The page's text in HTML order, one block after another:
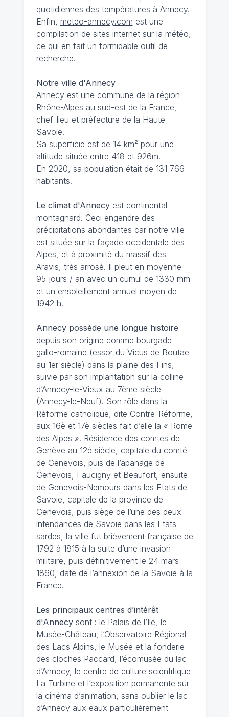
quotidiennes des températures à Annecy.
Enfin, meteo-annecy.com est une
compilation de sites internet sur la météo,
ce qui en fait un formidable outil de
recherche.
Notre ville d'Annecy
Annecy est une commune de la région
Rhône-Alpes au sud-est de la France,
chef-lieu et préfecture de la Haute-
Savoie.
Sa superficie est de 14 km² pour une
altitude située entre 418 et 926m.
En 2020, sa population était de 131 766
habitants.
Le climat d'Annecyest continental
montagnard. Ceci engendre des
précipitations abondantes car notre ville
est située sur la façade occidentale des
Alpes, et à proximité du massif des
Aravis, très arrosé. Il pleut en moyenne
95 jours / an avec un cumul de 1330 mm
et un ensoleillement annuel moyen de
1942 h.
Annecy possède une longue histoire
depuis son origine comme bourgade
gallo-romaine (essor du Vicus de Boutae
au 1er siècle) dans la plaine des Fins,
suivie par son implantation sur la colline
d’Annecy-le-Vieux au 7ème siècle
(Annecy-le-Neuf). Son rôle dans la
Réforme catholique, dite Contre-Réforme,
aux 16è et 17è siècles fait d’elle la « Rome
des Alpes ». Résidence des comtes de
Genève au 12è siècle, capitale du comté
de Genevois, puis de l’apanage de
Genevois, Faucigny et Beaufort, ensuite
de Genevois-Nemours dans les Etats de
Savoie, capitale de la province de
Genevois, puis siège de l’une des deux
intendances de Savoie dans les Etats
sardes, la ville fut brièvement française de
1792 à 1815 à la suite d’une invasion
militaire, puis définitivement le 24 mars
1860, date de l’annexion de la Savoie à la
France.
Les principaux centres d’intérêt
d'Annecysont : le Palais de l’Ile, le
Musée-Château, l’Observatoire Régional
des Lacs Alpins, le Musée et la fonderie
des cloches Paccard, l’écomusée du lac
d’Annecy, le centre de culture scientifique
La Turbine et l’exposition permanente sur
la cinéma d’animation, sans oublier le lac
d’Annecy aux eaux particulièrement